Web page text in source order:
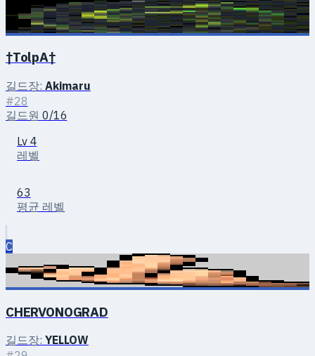
†TolpA†
길드장: Akimaru
#28
길드원 0/16
Lv 4
레벨
63
평균 레벨
C
CHERVONOGRAD
길드장: YELLOW